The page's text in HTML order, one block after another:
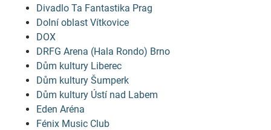
Divadlo Ta Fantastika Prag
Dolní oblast Vítkovice
DOX
DRFG Arena (Hala Rondo) Brno
Dům kultury Liberec
Dům kultury Šumperk
Dům kultury Ústí nad Labem
Eden Aréna
Fénix Music Club